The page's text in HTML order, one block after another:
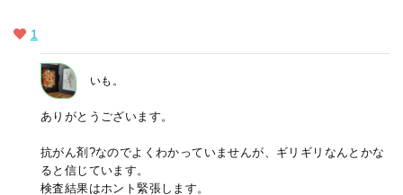
1
いも。
ありがとうございます。
抗がん剤?なのでよくわかっていませんが、ギリギリなんとかな
ると信じています。
検査結果はホント緊張します。